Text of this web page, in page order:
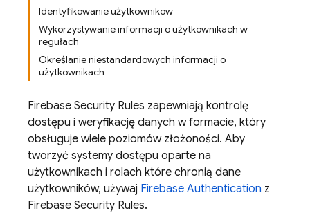
Identyfikowanie użytkowników
Wykorzystywanie informacji o użytkownikach w
regułach
Określanie niestandardowych informacji o
użytkownikach
Firebase Security Rules zapewniają kontrolę
dostępu i weryfikację danych w formacie, który
obsługuje wiele poziomów złożoności. Aby
tworzyć systemy dostępu oparte na
użytkownikach i rolach które chronią dane
użytkowników, używaj Firebase Authentication z
Firebase Security Rules.